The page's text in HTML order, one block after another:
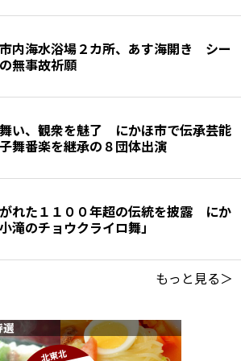
内海水浴場２カ所、あす海開き シー
無事故祈願
い、観衆を魅了 にかほ市で伝承芸能
舞番楽を継承の８団体出演
れた１１００年超の伝統を披露 にか
滝のチョウクライロ舞」
もっと見る＞